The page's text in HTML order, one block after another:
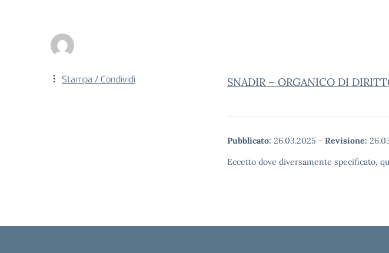
SNADIR – ORGANICO DI
Pubblicato: 26.03.2025 - Revisione:
Eccetto dove diversamente specificato,
Stampa / Condividi